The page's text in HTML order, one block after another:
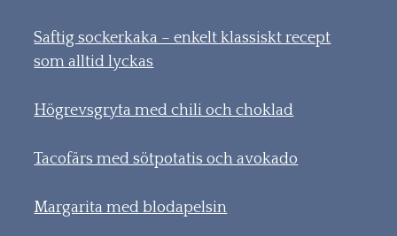
Saftig sockerkaka – enkelt klassiskt recept
som alltid lyckas
Högrevsgryta med chili och choklad
Tacofärs med sötpotatis och avokado
Margarita med blodapelsin